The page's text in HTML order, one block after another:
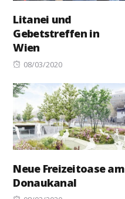
Litanei und
Gebetstreffen in
Wien
Posted
08/03/2020
Neue Freizeitoase am
Donaukanal